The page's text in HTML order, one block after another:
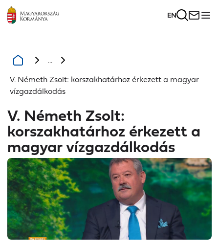
EN
...
V. Németh Zsolt: korszakhatárhoz érkezett a magyar
vízgazdálkodás
V. Németh Zsolt:
korszakhatárhoz érkezett a
magyar vízgazdálkodás